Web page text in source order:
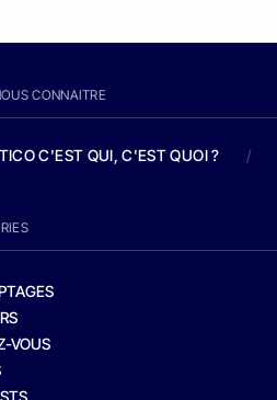
CONNAITRE
C'EST QUI, C'EST QUOI ? /
VOUS